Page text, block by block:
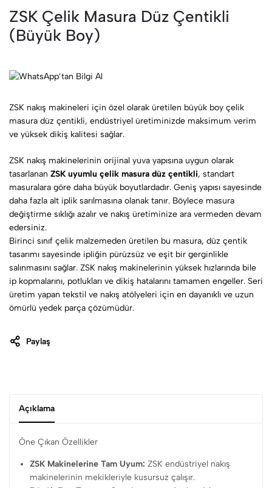
ZSK Çelik Masura Düz Çentikli
(Büyük Boy)
ZSK nakış makineleri için özel olarak üretilen büyük boy çelik
masura düz çentikli, endüstriyel üretiminizde maksimum verim
ve yüksek dikiş kalitesi sağlar.
ZSK nakış makinelerinin orijinal yuva yapısına uygun olarak
tasarlanan ZSK uyumlu çelik masura düz çentikli, standart
masuralara göre daha büyük boyutlardadır. Geniş yapısı sayesinde
daha fazla alt iplik sarılmasına olanak tanır. Böylece masura
değiştirme sıklığı azalır ve nakış üretiminize ara vermeden devam
edersiniz.
Birinci sınıf çelik malzemeden üretilen bu masura, düz çentik
tasarımı sayesinde ipliğin pürüzsüz ve eşit bir gerginlikle
salınmasını sağlar. ZSK nakış makinelerinin yüksek hızlarında bile
ip kopmalarını, potlukları ve dikiş hatalarını tamamen engeller. Seri
üretim yapan tekstil ve nakış atölyeleri için en dayanıklı ve uzun
ömürlü yedek parça çözümüdür.
Paylaş
Açıklama
Öne Çıkan Özellikler
ZSK Makinelerine Tam Uyum: ZSK endüstriyel nakış
makinelerinin mekikleriyle kusursuz çalışır.